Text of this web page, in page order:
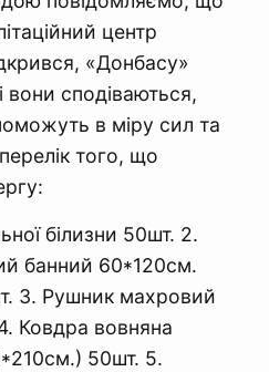
центр
«Донбасу»
вони сподіваються,
в міру сил та
того, що
білизни 50шт. 2.
банний 60*120см.
3. Рушник махровий
Ковдра вовняна
50шт. 5.